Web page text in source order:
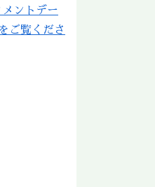
メントデー
ご覧くださ